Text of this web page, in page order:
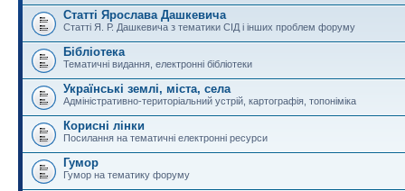
Статті Ярослава Дашкевича
Статті Я. Р. Дашкевича з тематики СІД і інших проблем форуму
Бібліотека
Тематичні видання, електронні бібліотеки
Українські землі, міста, села
Адміністративно-територіальний устрій, картографія, топоніміка
Корисні лінки
Посилання на тематичні електронні ресурси
Гумор
Гумор на тематику форуму